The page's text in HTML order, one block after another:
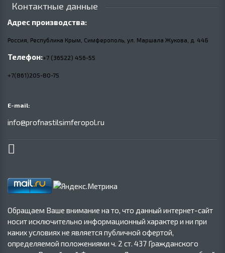
Контактные данные
Адрес производства:
Россия, Республика Крым, Симферополь, ул. Маршала Жукова, д. 44Б
Телефон:+7 (36522) 456-55
+7(861)205-80-75
E-mail:
info@profnastilsimferopol.ru
Обращаем Ваше внимание на то, что данный интернет-сайт
носит исключительно информационный характер и ни при
каких условиях не является публичной офертой,
определяемой положениями ч. 2 ст. 437 Гражданского